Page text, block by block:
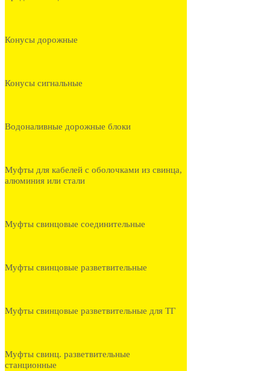
Конусы дорожные
Конусы сигнальные
Водоналивные дорожные блоки
Муфты для кабелей с оболочками из свинца,
алюминия или стали
Муфты свинцовые соединительные
Муфты свинцовые разветвительные
Муфты свинцовые разветвительные для ТГ
Муфты свинц. разветвительные
станционные